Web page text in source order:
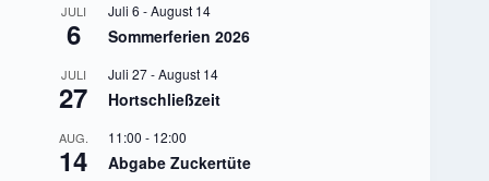
JULI
6
Juli 6 -August 14
Sommerferien 2026
JULI
27
Juli 27-August 14
Hortschließzeit
AUG.
14
11:00 - 12:00
Abgabe Zuckertüte